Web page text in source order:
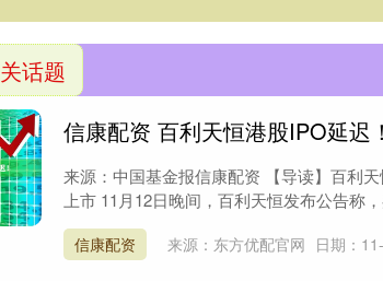
话题
信康配资 百利天恒港股IPO延迟！
来源：中国基金报信康配资 【导读】百利
上市 11月12日晚间，百利天恒发布公告称
信康配资 来源：东方优配官网 日期：